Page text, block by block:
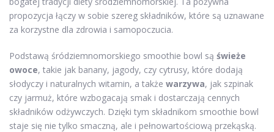
propozycja łączy w sobie szereg składników, które są uznawane
za korzystne dla zdrowia i samopoczucia.
Podstawą śródziemnomorskiego smoothie bowl są świeże
owoce, takie jak banany, jagody, czy cytrusy, które dodają
słodyczy i naturalnych witamin, a także warzywa, jak szpinak
czy jarmuż, które wzbogacają smak i dostarczają cennych
składników odżywczych. Dzięki tym składnikom smoothie bowl
staje się nie tylko smaczną, ale i pełnowartościową przekąską.